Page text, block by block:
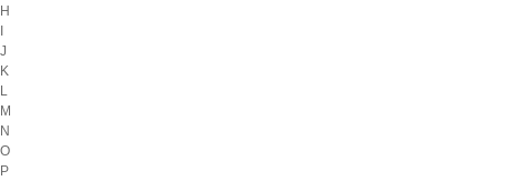
H
J
K
L
M
N
O
P